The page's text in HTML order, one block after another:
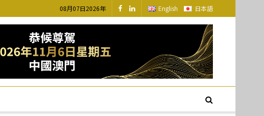
08月07日2026年 English 日本語